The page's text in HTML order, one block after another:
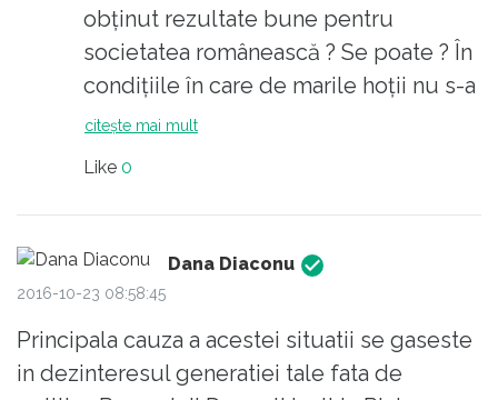
obținut rezultate bune pentru
societatea românească ? Se poate ? În
condițiile în care de marile hoții nu s-a
ocupat (cu finalitate) nimeni, când
dusmanii” =TB), când abuzurile au
caracterizat activitatea anchetatorilor
(nu chiar toți) și când așa ceva este
votat Procuror-sef european), la ce
rezultate să ne așteptăm ? Când vezi
citește mai mult
Like 0
Dana Diaconu
2016-10-23 08:58:45
Principala cauza a acestei situatii se gaseste
in dezinteresul generatiei tale fata de